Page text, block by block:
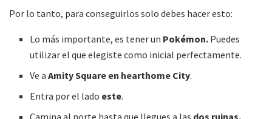
Por lo tanto, para conseguirlos solo debes hacer esto:
Lo más importante, es tener un Pokémon. Puedes
utilizar el que elegiste como inicial perfectamente.
Ve aAmity Square en hearthome City.
Entra por el lado este.
Camina al norte hasta que llegues a las dos ruinas.